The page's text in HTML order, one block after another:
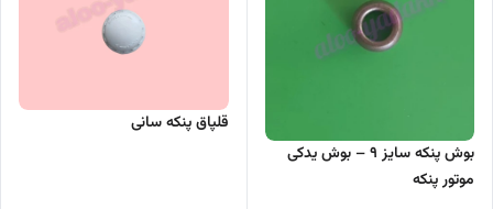
بوش پنکه سایز ۹ – بوش یدکی
موتور پنکه
قلپاق پنکه سانی